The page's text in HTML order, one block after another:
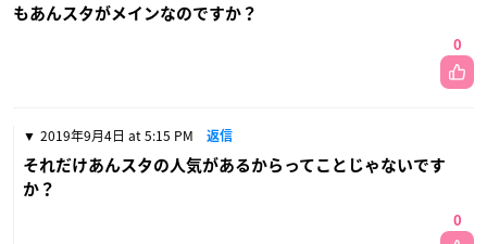
もあんスタがメインなのですか？
0
2019年9月4日 at 5:15 PM 返信
それだけあんスタの人気があるからってことじゃないです
か？
0